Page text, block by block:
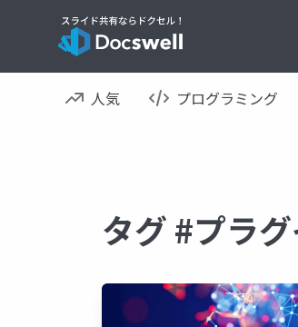
人気 プログラミング
タグ #プラ